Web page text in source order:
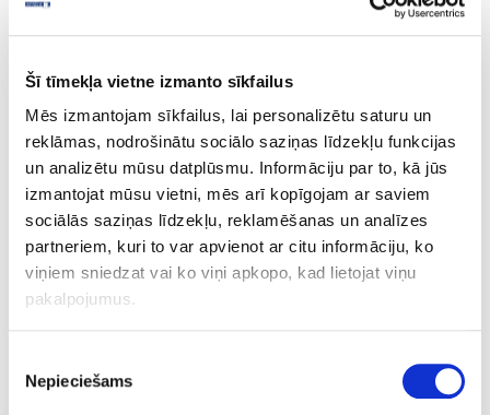
Šī tīmekļa vietne izmanto sīkfailus
Mēs izmantojam sīkfailus, lai personalizētu saturu un
reklāmas, nodrošinātu sociālo saziņas līdzekļu funkcijas
un analizētu mūsu datplūsmu. Informāciju par to, kā jūs
izmantojat mūsu vietni, mēs arī kopīgojam ar saviem
sociālās saziņas līdzekļu, reklamēšanas un analīzes
partneriem, kuri to var apvienot ar citu informāciju, ko
viņiem sniedzat vai ko viņi apkopo, kad lietojat viņu
pakalpojumus.
izvēle
Nepieciešams
Putas montāžas Tiger PU GU FOAM
Uzdot jautājumu
Nosūtīt saiti uz produktu